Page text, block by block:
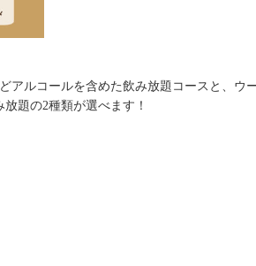
アルコールを含めた飲み放題コースと、ウ
題の2種類が選べます！